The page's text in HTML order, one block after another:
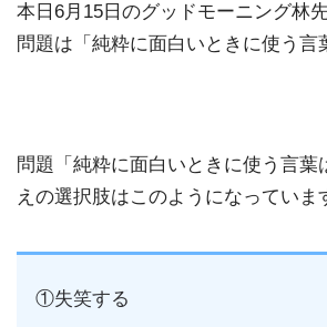
本日6月15日のグッドモーニング林
問題は「純粋に面白いときに使う言
問題「純粋に面白いときに使う言葉
えの選択肢はこのようになっていま
①失笑する